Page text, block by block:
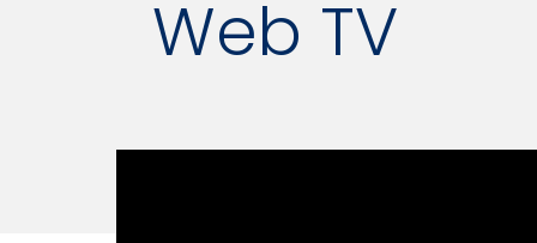
Web TV